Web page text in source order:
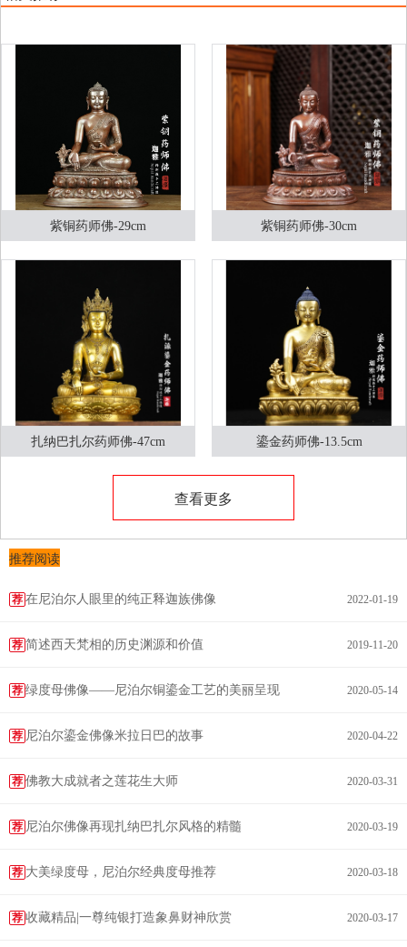
紫铜药师佛-29cm 紫铜药师佛-30cm
扎纳巴扎尔药师佛-47cm 鎏金药师佛-13.5cm
查看更多
推荐阅读
荐 在尼泊尔人眼里的纯正释迦族佛像 2022-01-19
荐 简述西天梵相的历史渊源和价值 2019-11-20
荐 绿度母佛像——尼泊尔铜鎏金工艺的美丽呈现 2020-05-14
荐 尼泊尔鎏金佛像米拉日巴的故事 2020-04-22
荐 佛教大成就者之莲花生大师 2020-03-31
荐 尼泊尔佛像再现扎纳巴扎尔风格的精髓 2020-03-19
荐 大美绿度母，尼泊尔经典度母推荐 2020-03-18
荐 收藏精品|一尊纯银打造象鼻财神欣赏 2020-03-17